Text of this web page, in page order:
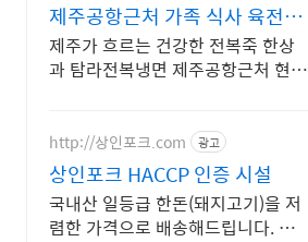
제주공항근처 가족 식사 육전고
기국수 6,900원
제주가 흐르는 건강한 전복죽 한상
과 탐라전복냉면 제주공항근처 현지
면
http://상인포크.com 광고
상인포크 HACCP 인증 시설
국내산 일등급 한돈(돼지고기)을 저
렴한 가격으로 배송해드립니다. 중